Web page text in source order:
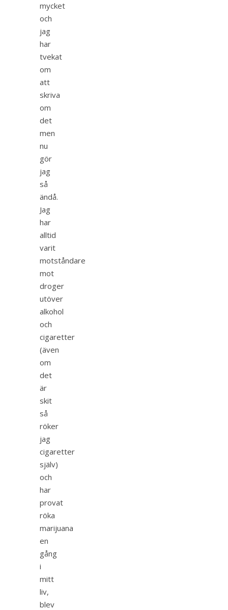
mycket
och
jag
har
tvekat
om
att
skriva
om
det
men
nu
gör
jag
så
ändå.
Jag
har
alltid
varit
motståndare
mot
droger
utöver
alkohol
och
cigaretter
(även
om
det
är
skit
så
röker
jag
cigaretter
själv)
och
har
provat
röka
marijuana
en
gång
i
mitt
liv,
blev